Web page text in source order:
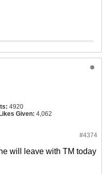
4920
Likes Given: 4,062
#4374
will leave with TM today